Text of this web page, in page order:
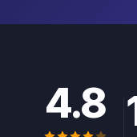
4.8